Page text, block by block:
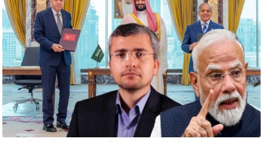
म
यि
क
मा
तृ
भू
मि
स्तं
भ